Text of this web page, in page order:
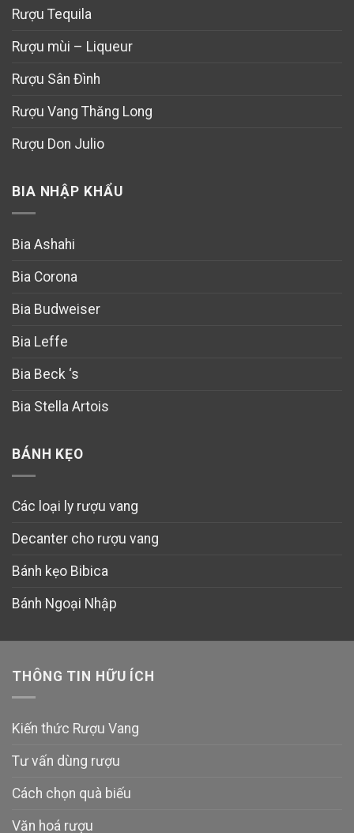
Rượu Tequila
Rượu mùi – Liqueur
Rượu Sân Đình
Rượu Vang Thăng Long
Rượu Don Julio
BIA NHẬP KHẨU
Bia Ashahi
Bia Corona
Bia Budweiser
Bia Leffe
Bia Beck ‘s
Bia Stella Artois
BÁNH KẸO
Các loại ly rượu vang
Decanter cho rượu vang
Bánh kẹo Bibica
Bánh Ngoại Nhập
THÔNG TIN HỮU ÍCH
Kiến thức Rượu Vang
Tư vấn dùng rượu
Cách chọn quà biếu
Văn hoá rượu